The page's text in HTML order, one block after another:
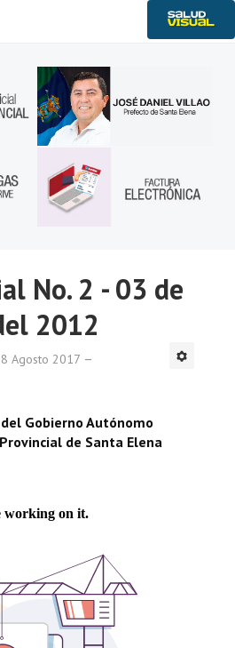
Historia
Noticias
Provincial
Transparencia
Ambiente
No. 2 - 03 de
2012
Agosto 2017
Gobierno Autónomo
de Santa Elena